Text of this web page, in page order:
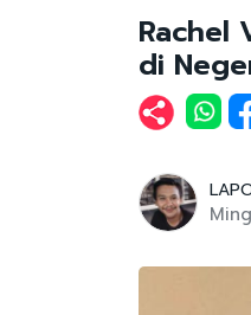
Rachel
di